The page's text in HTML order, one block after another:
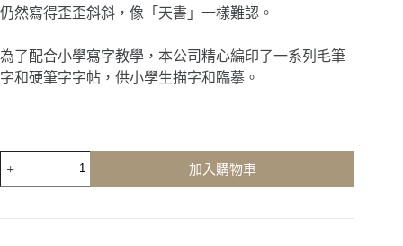
仍然寫得歪歪斜斜，像「天書」一樣難認。
為了配合小學寫字教學，本公司精心編印了一系列毛筆
字和硬筆字字帖，供小學生描字和臨摹。
加入購物車